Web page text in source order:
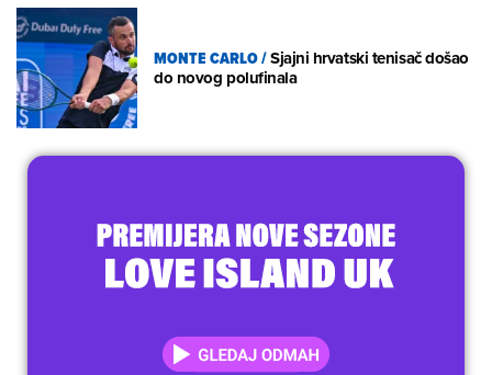
MONTE CARLO/Sjajni hrvatski tenisač došao
do novog polufinala